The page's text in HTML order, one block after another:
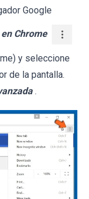
Google
Chrome
y seleccione
de la pantalla.
.